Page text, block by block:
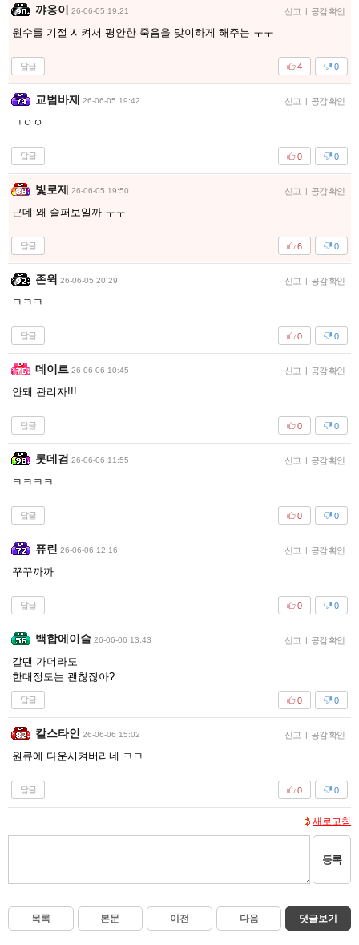
꺄옹이 26-06-05 19:21 신고 공감 확인
원수를 기절 시켜서 평안한 죽음을 맞이하게 해주는 ㅜㅜ
답글 0
4
교범바제 26-06-05 19:42 신고 공감 확인
ㄱㅇㅇ
답글 0
0
빛로제 26-06-05 19:50 신고 공감 확인
근데 왜 슬퍼보일까 ㅜㅜ
답글 0
6
존윅 26-06-05 20:29 신고 공감 확인
ㅋㅋㅋ
답글 0
0
데이르 26-06-06 10:45 신고 공감 확인
안돼 관리자!!!
답글 0
0
롯데검 26-06-06 11:55 신고 공감 확인
ㅋㅋㅋㅋ
답글 0
0
퓨린 26-06-06 12:16 신고 공감 확인
꾸꾸까까
답글 0
0
백합에이슬 26-06-06 13:43 신고 공감 확인
갈땐 가더라도
한대정도는 괜찮잖아?
답글 0
0
칼스타인 26-06-06 15:02 신고 공감 확인
원큐에 다운시켜버리네 ㅋㅋ
답글 0
0
새로고침
등록
목록 본문 이전 다음 댓글보기